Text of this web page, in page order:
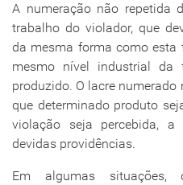
A numeração não repetida
trabalho do violador, que
da mesma forma como esta
mesmo nível industrial
produzido. O lacre
que determinado produto
violação seja percebida,
devidas providências.
Em algumas situações,